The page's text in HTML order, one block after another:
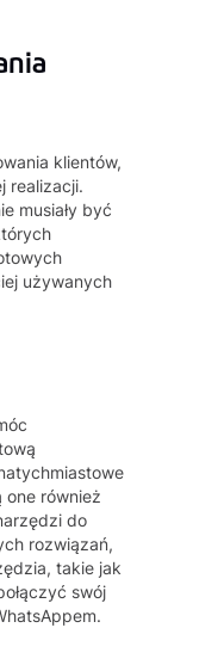
klientów,
realizacji.
musiały być
używanych
one również
do
rozwiązań,
takie jak
swój